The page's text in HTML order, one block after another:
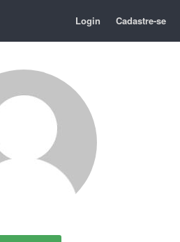
Login Cadastre-se